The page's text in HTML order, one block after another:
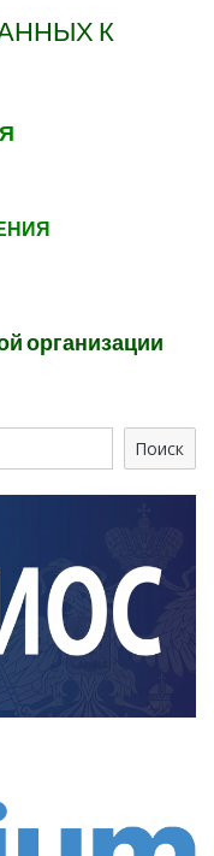
К
организации
Поиск